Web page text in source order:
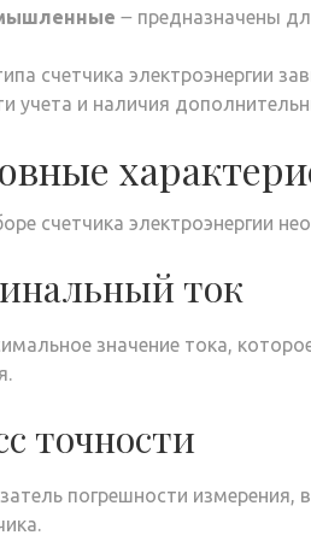
౼ предназначены
счетчика электроэнергии
учета и наличия
счетчика электроэнергии
ток
значение тока,
точности
погрешности